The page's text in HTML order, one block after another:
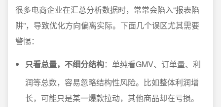
很多电商企业在汇总分析数据时，常常会陷入“报表陷
阱”，导致优化方向偏离实际。下面几个误区尤其需要
警惕：
只看总量，不细分结构：单纯看GMV、订单量、利
润等总数，容易忽略结构性风险。比如整体利润增
长，可能只是某一爆款拉动，其他商品却在亏损。